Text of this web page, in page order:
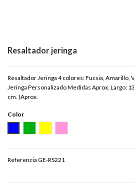
Resaltador jeringa
Resaltador Jeringa 4 colores: Fucsia, Amarillo,
Jeringa Personalizado Medidas Aprox. Largo:
cm. (Aprox.
Color
Referencia GE-RS221